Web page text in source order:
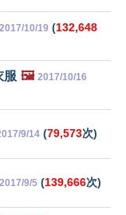
2017/10/19 (132,648
服 🖼️ 2017/10/16
9/14 (79,573次)
2017/9/5 (139,666次)